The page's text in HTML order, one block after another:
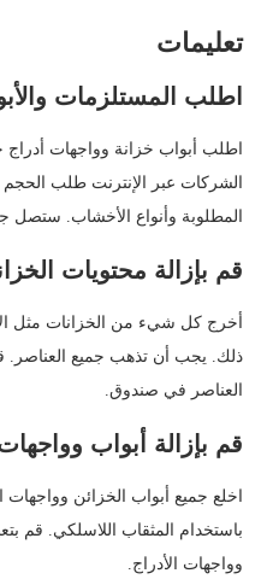
تعليمات
اطلب المستلزمات
اطلب أبواب خزانة وواجهات أدراج
الشركات عبر الإنترنت طلب الحجم
المطلوبة وأنواع الأخشاب. ستصل
قم بإزالة محتويات
أخرج كل شيء من الخزانات مثل
ذلك. يجب أن تذهب جميع العناصر.
العناصر في صندوق.
قم بإزالة أبواب
اخلع جميع أبواب الخزائن
باستخدام المثقاب اللاسلكي. قم
وواجهات الأدراج.